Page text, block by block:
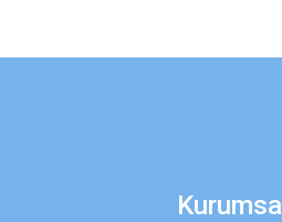
Kurumsal